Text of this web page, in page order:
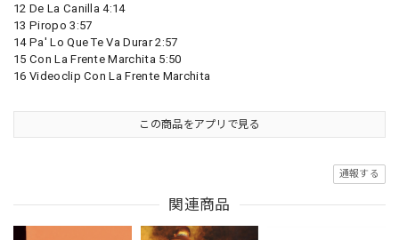
12 De La Canilla 4:14
13 Piropo 3:57
14 Pa' Lo Que Te Va Durar 2:57
15 Con La Frente Marchita 5:50
16 Videoclip Con La Frente Marchita
この商品をアプリで見る
通報する
関連商品